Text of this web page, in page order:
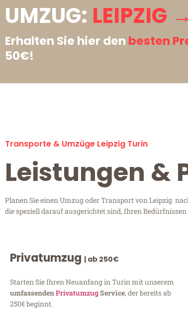
UMZUG: LEIPZIG
Erhalten Sie hier den besten
50€!
Transporte & Umzüge Leipzig Turin
Leistungen &
Planen Sie einen Umzug oder Transport von Leipzig
die speziell darauf ausgerichtet sind, Ihren
Privatumzug | ab 250€
Starten Sie Ihren Neuanfang in Turin mit unserem
umfassendenPrivatumzugService, der bereits ab
250€ beginnt.